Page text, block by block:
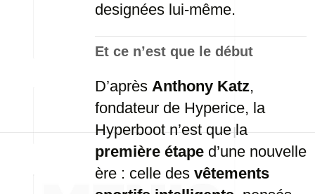
designées lui-même.
Et ce n’est que le début
D’après Anthony Katz,
fondateur de Hyperice, la
Hyperboot n’est que la
première étape d’une nouvelle
ère : celle des vêtements